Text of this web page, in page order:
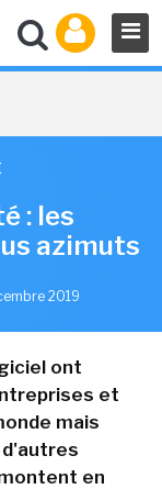
: les
azimuts
2019
ont
et
mais
d'autres
en